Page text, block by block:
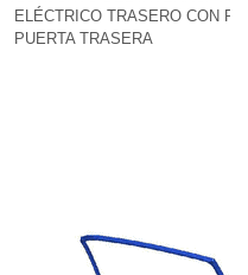
ELÉCTRICO TRASERO CON
PUERTA TRASERA